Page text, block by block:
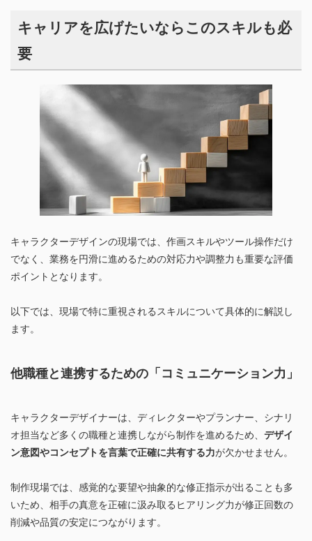
キャリアを広げたいならこのスキルも必
要
キャラクターデザインの現場では、作画スキルやツール操作だけ
でなく、業務を円滑に進めるための対応力や調整力も重要な評価
ポイントとなります。
以下では、現場で特に重視されるスキルについて具体的に解説し
ます。
他職種と連携するための「コミュニケーション力」
キャラクターデザイナーは、ディレクターやプランナー、シナリ
オ担当など多くの職種と連携しながら制作を進めるため、 デザイ
ン意図やコンセプトを言葉で正確に共有する力が欠かせません。
制作現場では、感覚的な要望や抽象的な修正指示が出ることも多
いため、相手の真意を正確に汲み取るヒアリング力が修正回数の
削減や品質の安定につながります。